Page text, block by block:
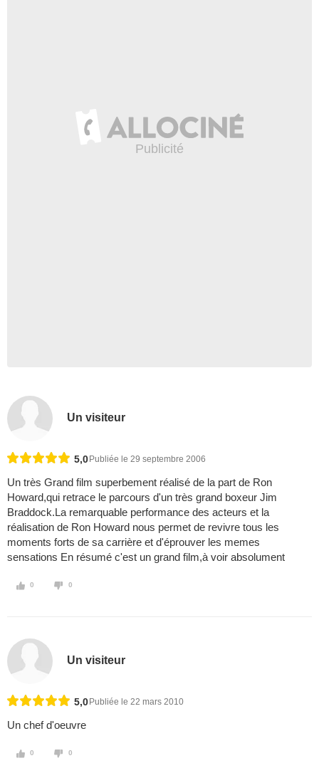
Un visiteur
5,0 Publiée le 29 septembre 2006
Un très Grand film superbement réalisé de la part de Ron
Howard,qui retrace le parcours d'un très grand boxeur Jim
Braddock.La remarquable performance des acteurs et la
réalisation de Ron Howard nous permet de revivre tous les
moments forts de sa carrière et d'éprouver les memes
sensations En résumé c'est un grand film,à voir absolument
0 0
Un visiteur
5,0 Publiée le 22 mars 2010
Un chef d'oeuvre
0 0